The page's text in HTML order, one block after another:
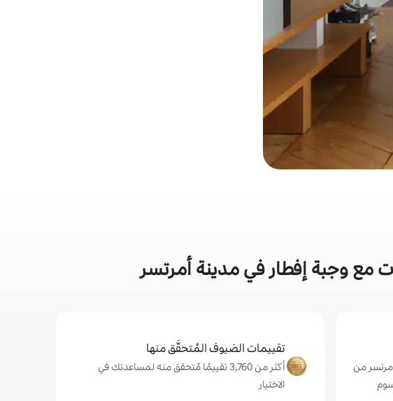
مع وجبة إفطار في مدينة أمرتسر
أمرتسر من
تقييمات الضيوف المُتحقَّق منها
أكثر من 3,760 تقييمًا مُتحقق منه لمساعدتك في
الاختيار